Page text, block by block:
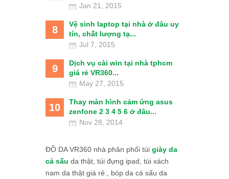
Jan 21, 2015
8
Vệ sinh laptop tại nhà ở đâu uy
tín, chất lượng tạ...
Jul 7, 2015
9
Dịch vụ cài win tại nhà tphcm
giá rẻ VR360...
May 27, 2015
10
Thay màn hình cảm ứng asus
zenfone 2 3 4 5 6 ở đâu...
Nov 28, 2014
ĐỒ DA VR360 nhà phân phối túi giày da
cá sấu da thật, túi đựng ipad, túi xách
nam da thật giá rẻ., bóp da cá sấu da